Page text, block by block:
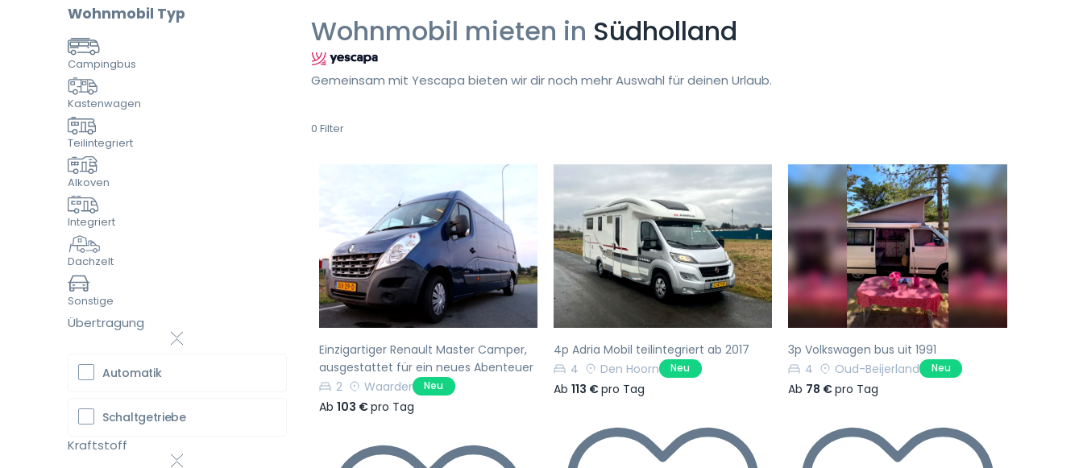
Wohnmobil mieten in Südholland
Gemeinsam mit Yescapa bieten wir dir noch mehr Auswahl für deinen Urlaub.
0 Filter
Vorherige Nächste
Einzigartiger Renault Master Camper,
ausgestattet für ein neues Abenteuer
2
Waarder Neu
Ab 103 €pro Tag
Vorherige Nächste
4p Adria Mobil teilintegriert ab 2017
4
Den Hoorn Neu
Ab 113 €pro Tag
Vorherige Nächste
3p Volkswagen bus uit 1991
4
Oud-Beijerland Neu
Ab 78 €pro Tag
Wohnmobil Typ
Campingbus
Kastenwagen
Teilintegriert
Alkoven
Integriert
Dachzelt
Sonstige
Übertragung
Automatik
Schaltgetriebe
Kraftstoff